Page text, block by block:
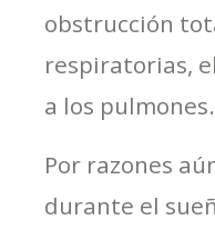
obstrucción
respiratorias,
a los pulmones.
Por razones
durante el